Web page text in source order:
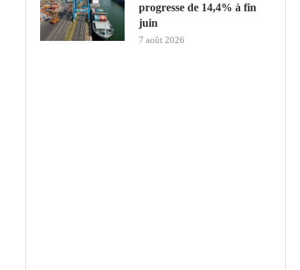
progresse de 14,4% à fin
juin
7 août 2026